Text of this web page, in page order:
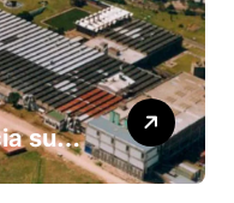
su
a